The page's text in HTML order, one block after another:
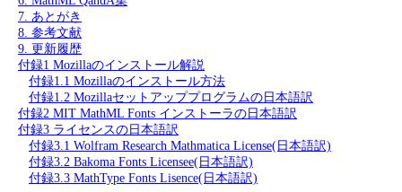
7. あとがき
8. 参考文献
9. 更新履歴
付録1 Mozillaのインストール解説
付録1.1 Mozillaのインストール方法
付録1.2 Mozillaセットアッププログラムの日本語訳
付録2 MIT MathML Fonts インストーラの日本語訳
付録3 ライセンスの日本語訳
付録3.1 Wolfram Research Mathmatica License(日本語訳)
付録3.2 Bakoma Fonts Licensee(日本語訳)
付録3.3 MathType Fonts Lisence(日本語訳)